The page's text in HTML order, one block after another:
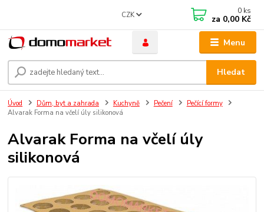
Menu
CZK
Hledat
0 ks
za 0,00 Kč
Úvod Dům, byt a zahrada Kuchyně Pečení
Pečící formy
Alvarak Forma na včelí úly silikonová
Alvarak Forma na včelí úly
silikonová